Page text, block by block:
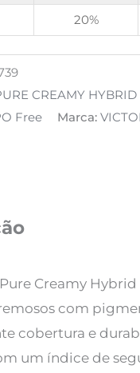
20%
CREAMY
Free Marca:
Creamy
com
cobertura e
um índice de